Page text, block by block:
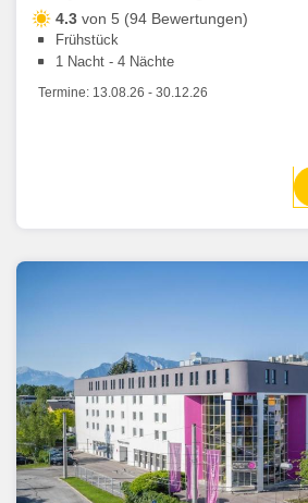
4.3 von 5 (94 Bewertungen)
Frühstück
1 Nacht - 4 Nächte
Termine: 13.08.26 - 30.12.26